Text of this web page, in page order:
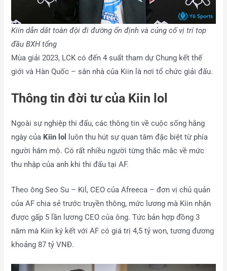
Kiin dẫn dắt toàn đội đi đường ổn định và củng cố vị trí top
đầu BXH tổng
Mùa giải 2023, LCK có đến 4 suất tham dự Chung kết thế
giới và Hàn Quốc – sân nhà của Kiin là nơi tổ chức giải đấu.
Thông tin đời tư của Kiin lol
Ngoài sự nghiệp thi đấu, các thông tin về cuộc sống hằng
ngày của Kiin lol
luôn thu hút sự quan tâm đặc biệt từ phía
người hâm mộ. Có rất nhiều người từng thắc mắc về mức
thu nhập của anh khi thi đấu tại AF.
Theo ông Seo Su – Kil, CEO của Afreeca – đơn vị chủ quản
của AF chia sẻ trước truyền thông, mức lương mà Kiin nhận
được gấp 5 lần lương CEO của ông. Tức bản hợp đồng 3
năm mà Kiin ký kết với AF có giá trị 4,5 tỷ won, tương đương
khoảng 87 tỷ VNĐ.